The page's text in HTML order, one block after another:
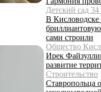
Детский сад
В Кисловодске
сами строили
Общество
Ирек
развитие
Строительство
Ставропольца